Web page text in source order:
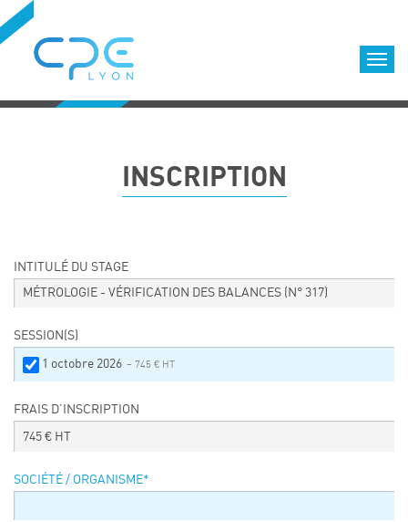
Formations diplômantes
Equipe
Nous choisir
LOCATION DE SALLES DE FORMATION
Nos clients
sustainability – September 15 and 16, 2026
INSCRIPTION
INTITULÉ DU STAGE
MÉTROLOGIE - VÉRIFICATION DES BALANCES (N° 317)
SESSION(S)
1 octobre 2026 – 745 € HT
FRAIS D’INSCRIPTION
745 € HT
SOCIÉTÉ / ORGANISME*
Cookies management panel